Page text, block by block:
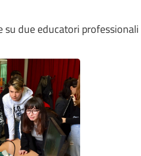
su due educatori professionali